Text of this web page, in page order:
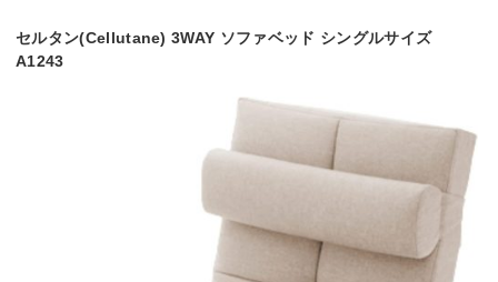
セルタン(Cellutane) 3WAY ソファベッド シングルサイズ
A1243